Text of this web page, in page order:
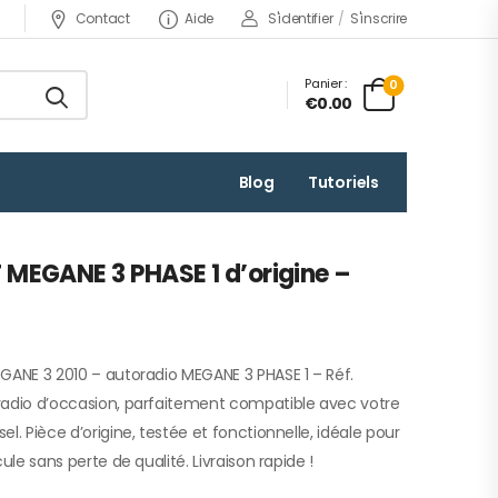
Contact Aide S'identifier / S'inscrire
Panier :
€0.00
0
Blog Tutoriels
3 PHASE 1 d’origine –
3 2010 – autoradio MEGANE 3 PHASE 1 – Réf.
d’occasion, parfaitement compatible avec votre
Pièce d’origine, testée et fonctionnelle, idéale pour
sans perte de qualité. Livraison rapide !